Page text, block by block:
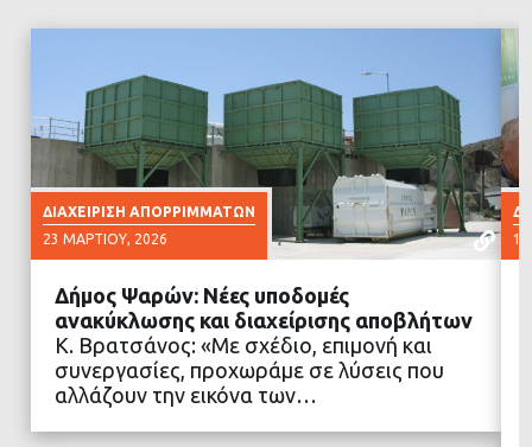
ΔΙΑΧΕΊΡΙΣΗ ΑΠΟΡΡΙΜΜΆΤΩΝ
23 ΜΑΡΤΊΟΥ, 2026
ΔΙΑΒΑΣΤΕ ΠΕΡΙΣΣΟΤΕΡΑ
Δήμος Ψαρών: Νέες υποδομές
ανακύκλωσης και διαχείρισης αποβλήτων
Κ. Βρατσάνος: «Με σχέδιο, επιμονή και
συνεργασίες, προχωράμε σε λύσεις που
αλλάζουν την εικόνα των…
10